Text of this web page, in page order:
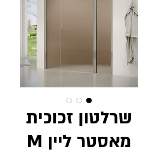
שרלטון זכוכית
מאסטר ליין M